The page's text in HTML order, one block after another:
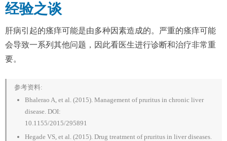
经验之谈
肝病引起的瘙痒可能是由多种因素造成的。严重的瘙痒可能
会导致一系列其他问题，因此看医生进行诊断和治疗非常重
要。
参考资料:
Bhalerao A, et al. (2015). Management of pruritus in chronic liver
disease. DOI:
10.1155/2015/295891
Hegade VS, et al. (2015). Drug treatment of pruritus in liver diseases.